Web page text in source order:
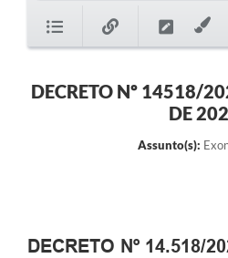
DECRETO Nº 14518/
DE
Assunto(s):
DECRETO Nº 14.518/